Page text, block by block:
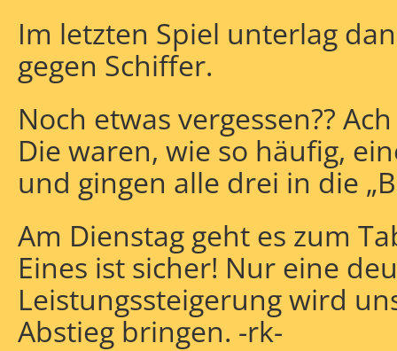
Im letzten Spiel unterlag
gegen Schiffer.
Noch etwas vergessen??
Die waren, wie so häufig,
und gingen alle drei in die
Am Dienstag geht es zum
Eines ist sicher! Nur eine
Leistungssteigerung wird
Abstieg bringen. -rk-